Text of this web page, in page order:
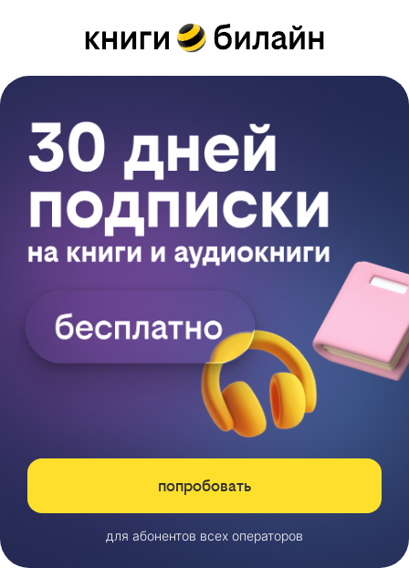
попробовать
для абонентов всех операторов